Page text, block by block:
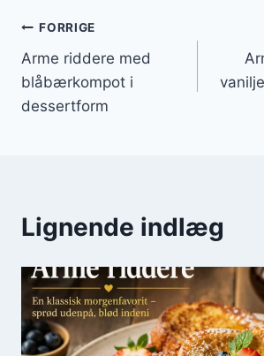
Indlægsnavigation
FORRIGE
Arme riddere med
blåbærkompot i
dessertform
Lignende indlæg